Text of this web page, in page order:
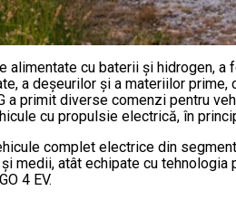
alimentate cu baterii și hidrogen,
a deșeurilor și a materiilor
a primit diverse comenzi pentru
cu propulsie electrică, în
complet electrice din
medii, atât echipate cu
4 EV.